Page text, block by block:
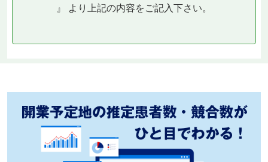
』 より上記の内容をご記入下さい。